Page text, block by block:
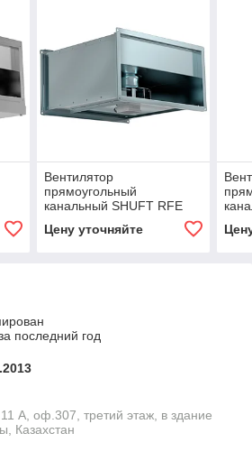
Вентилятор
прямоугольный
канальный SHUFT RFE
Цену уточняйте
последний год
А, оф.307, третий этаж, в здание
Казахстан